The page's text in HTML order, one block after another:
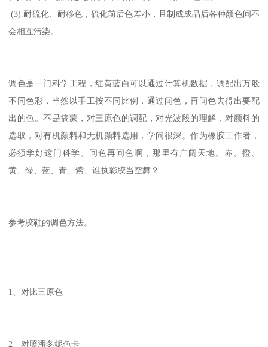
(3).耐硫化、耐移色，硫化前后色差小，且制成成品后各种颜色间不
会相互污染。
调色是一门科学工程，红黄蓝白可以通过计算机数据，调配出万般
不同色彩，当然以手工按不同比例，通过间色，再间色去得出要配
出的色。不是搞蒙，对三原色的调配，对光波段的理解，对颜料的
选取，对有机颜料和无机颜料选用，学问很深。作为橡胶工作者，
必须学好这门科学。间色再间色啊，那里有广阔天地。赤、撜、
黄、绿、蓝、青、紫、谁执彩胶当空舞？
参考胶鞋的调色方法。
1、对比三原色
2、对照潘冬妮色卡